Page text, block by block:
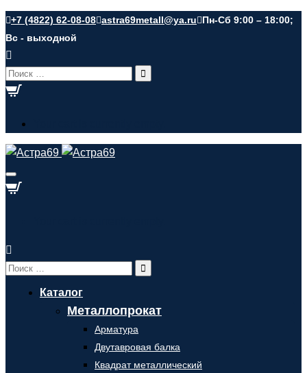
+7 (4822) 62-08-08 astra69metall@ya.ru
Пн-Сб 9:00 – 18:00;
Вс - выходной
Search
for:
Search
Каталог
Металлопрокат
Арматура
Двутавровая балка
Квадрат металлический